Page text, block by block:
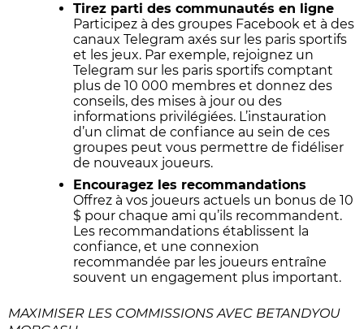
Tirez parti des communautés en ligne
Participez à des groupes Facebook et à des
canaux Telegram axés sur les paris sportifs
et les jeux. Par exemple, rejoignez un
Telegram sur les paris sportifs comptant
plus de 10 000 membres et donnez des
conseils, des mises à jour ou des
informations privilégiées. L’instauration
d’un climat de confiance au sein de ces
groupes peut vous permettre de fidéliser
de nouveaux joueurs.
Encouragez les recommandations
Offrez à vos joueurs actuels un bonus de 10
$ pour chaque ami qu’ils recommandent.
Les recommandations établissent la
confiance, et une connexion
recommandée par les joueurs entraîne
souvent un engagement plus important.
MAXIMISER LES COMMISSIONS AVEC BETANDYOU